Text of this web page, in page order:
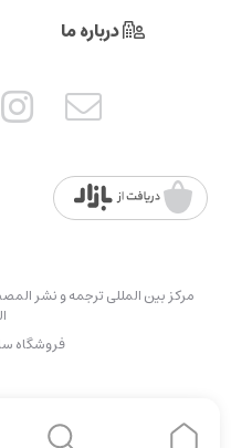
درباره ما
مرکز بین المللی ترجمه و نشر
فروشگاه